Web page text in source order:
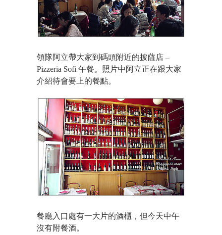
領隊阿立帶大家到碼頭附近的披薩店 –
Pizzeria Sofi 午餐。照片中阿立正在跟大家
介紹待會要上的餐點。
餐廳入口處有一大片的酒櫃，但今天中午
沒有附餐酒。